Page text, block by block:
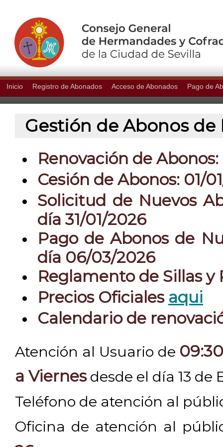
Inicio Registro de Abonados Acceso de Abonados Pago de
Gestión de Abonos de
Renovación de
Cesión de Abonos: 01/
Solicitud de Nuevos
día 31/01/2026
Pago de Abonos de
día 06/03/2026
Reglamento de Sillas y
Precios Oficiales aqui
Calendario de
Atención al Usuario de
a Viernesdesde el día 13 de
Teléfono de atención al
Oficina de atención al